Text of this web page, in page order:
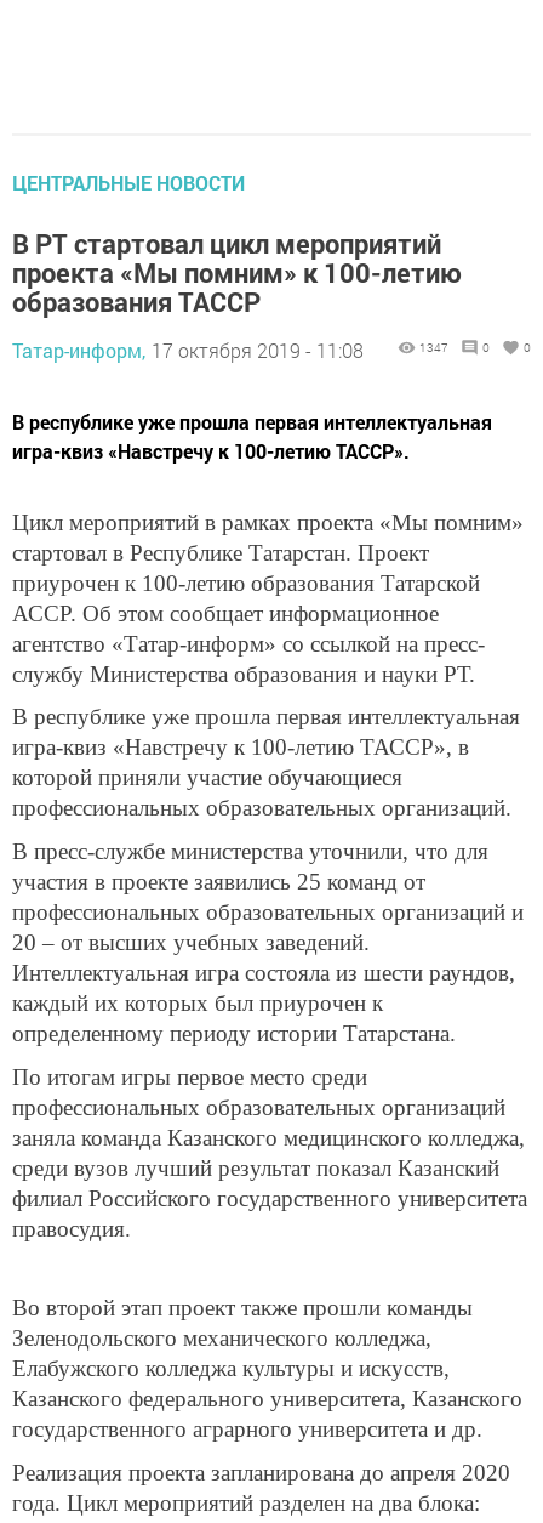
ЦЕНТРАЛЬНЫЕ НОВОСТИ
В РТ стартовал цикл мероприятий
проекта «Мы помним» к 100-летию
образования ТАССР
Татар-информ, 17 октября 2019 - 11:08 1347 0 0
В республике уже прошла первая интеллектуальная
игра-квиз «Навстречу к 100-летию ТАССР».
Цикл мероприятий в рамках проекта «Мы помним»
стартовал в Республике Татарстан. Проект
приурочен к 100-летию образования Татарской
АССР. Об этом сообщает информационное
агентство «Татар-информ» со ссылкой на пресс-
службу Министерства образования и науки РТ.
В республике уже прошла первая интеллектуальная
игра-квиз «Навстречу к 100-летию ТАССР», в
которой приняли участие обучающиеся
профессиональных образовательных организаций.
В пресс-службе министерства уточнили, что для
участия в проекте заявились 25 команд от
профессиональных образовательных организаций и
20 – от высших учебных заведений.
Интеллектуальная игра состояла из шести раундов,
каждый их которых был приурочен к
определенному периоду истории Татарстана.
По итогам игры первое место среди
профессиональных образовательных организаций
заняла команда Казанского медицинского колледжа,
среди вузов лучший результат показал Казанский
филиал Российского государственного университета
правосудия.
Во второй этап проект также прошли команды
Зеленодольского механического колледжа,
Елабужского колледжа культуры и искусств,
Казанского федерального университета, Казанского
государственного аграрного университета и др.
Реализация проекта запланирована до апреля 2020
года. Цикл мероприятий разделен на два блока: